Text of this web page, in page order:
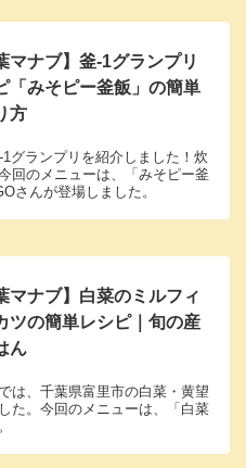
マナブ】釜-1グランプリ
「みそピー釜飯」の簡単
方
グランプリを紹介しました！炊
回のメニューは、「みそピー釜
さんが登場しました。
マナブ】白菜のミルフィ
ツの簡単レシピ｜旬の産
ん
は、千葉県富里市の白菜・黄望
た。今回のメニューは、「白菜